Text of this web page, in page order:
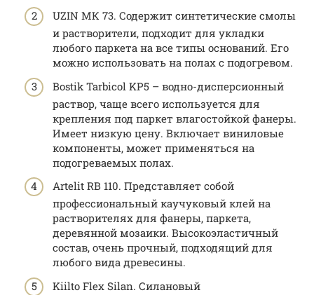
UZIN МК 73. Содержит синтетические смолы
и растворители, подходит для укладки
любого паркета на все типы оснований. Его
можно использовать на полах с подогревом.
Bostik Tarbicol KP5 – водно-дисперсионный
раствор, чаще всего используется для
крепления под паркет влагостойкой фанеры.
Имеет низкую цену. Включает виниловые
компоненты, может применяться на
подогреваемых полах.
Artelit RB 110. Представляет собой
профессиональный каучуковый клей на
растворителях для фанеры, паркета,
деревянной мозаики. Высокоэластичный
состав, очень прочный, подходящий для
любого вида древесины.
Kiilto Flex Silan. Силановый